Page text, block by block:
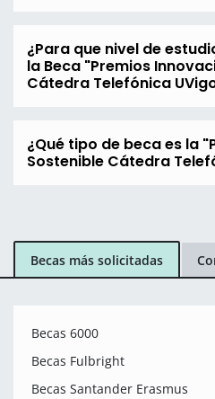
¿Para que nivel de
la Beca "Premios
Cátedra Telefónica
¿Qué tipo de beca es la
Sostenible Cátedra
Becas más solicitadas
Becas 6000
Becas Fulbright
Becas Santander Erasmus